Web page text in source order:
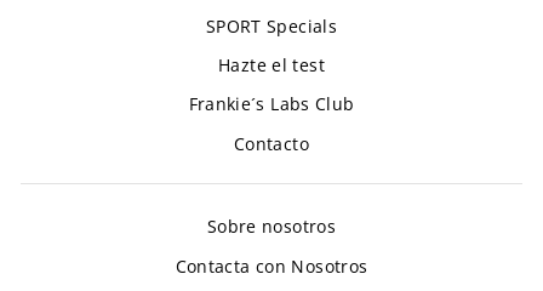
SPORT Specials
Hazte el test
Frankie´s Labs Club
Contacto
Sobre nosotros
Contacta con Nosotros